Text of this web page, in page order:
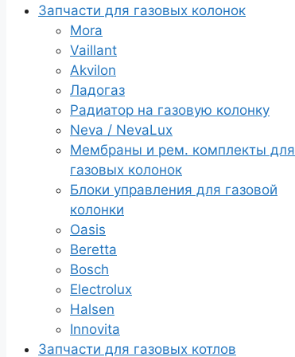
Запчасти для газовых колонок
Mora
Vaillant
Akvilon
Ладогаз
Радиатор на газовую колонку
Neva / NevaLux
Мембраны и рем. комплекты для
газовых колонок
Блоки управления для газовой
колонки
Oasis
Beretta
Bosch
Electrolux
Halsen
Innovita
Запчасти для газовых котлов